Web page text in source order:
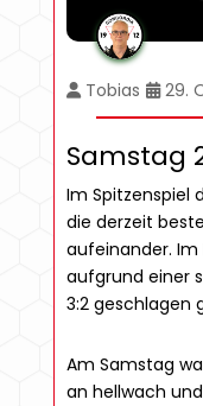
Tobias 29.
Samstag
Im Spitzenspiel
die derzeit
aufeinander.
aufgrund einer
3:2 geschlagen
Am Samstag
an hellwach